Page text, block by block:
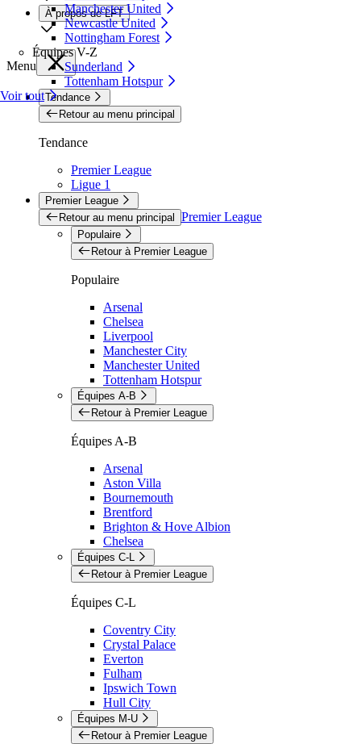
Manchester United
Newcastle United
Nottingham Forest
Équipes V-Z
Sunderland
Tottenham Hotspur
Voir tout
À propos de LFT
Menu
Tendance
Retour au menu principal
Tendance
Premier League
Ligue 1
Premier League
Retour au menu principal Premier League
Populaire
Retour à Premier League
Populaire
Arsenal
Chelsea
Liverpool
Manchester City
Manchester United
Tottenham Hotspur
Équipes A-B
Retour à Premier League
Équipes A-B
Arsenal
Aston Villa
Bournemouth
Brentford
Brighton & Hove Albion
Chelsea
Équipes C-L
Retour à Premier League
Équipes C-L
Coventry City
Crystal Palace
Everton
Fulham
Ipswich Town
Hull City
Équipes M-U
Retour à Premier League